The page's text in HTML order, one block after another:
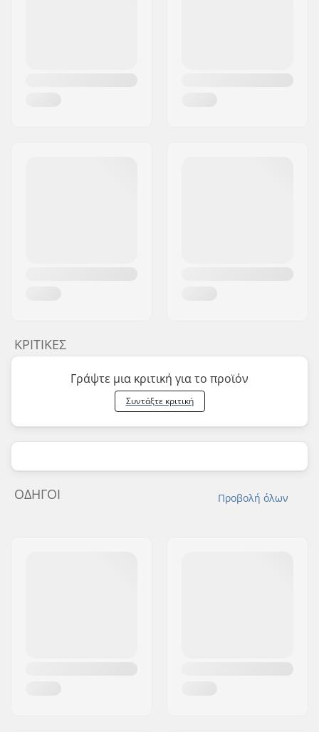
ΚΡΙΤΙΚΈΣ
Γράψτε μια κριτική για το προϊόν
Συντάξτε κριτική
Προβολή όλων
ΟΔΗΓΟΊ